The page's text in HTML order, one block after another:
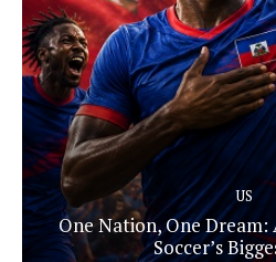
US
One Nation, One Dream:
Soccer’s